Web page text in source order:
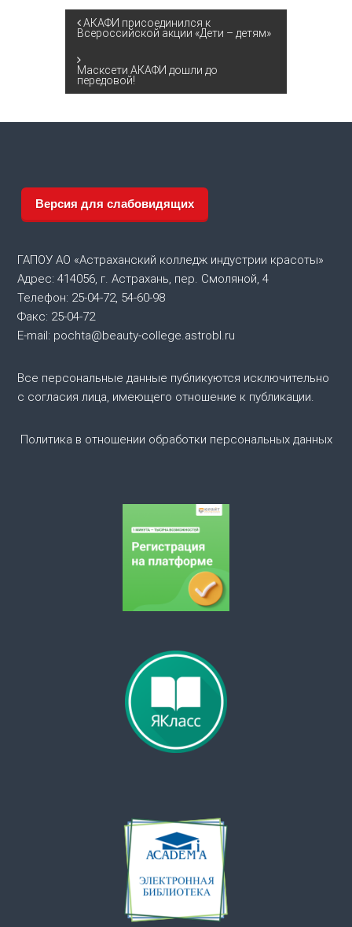
Н
в
а
и
я
п
о
а
АКАФИ присоединился к
Всероссийской акции «Дети – детям»
Масксети АКАФИ дошли до
передовой!
Версия для слабовидящих
ГАПОУ АО «Астраханский колледж индустрии красоты»
Адрес: 414056, г. Астрахань, пер. Смоляной, 4
Телефон: 25-04-72, 54-60-98
Факс: 25-04-72
E-mail: pochta@beauty-college.astrobl.ru
Все персональные данные публикуются исключительно
с согласия лица, имеющего отношение к публикации.
Политика в отношении обработки персональных данных